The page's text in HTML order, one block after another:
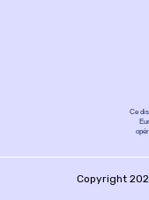
Ce
Copyright